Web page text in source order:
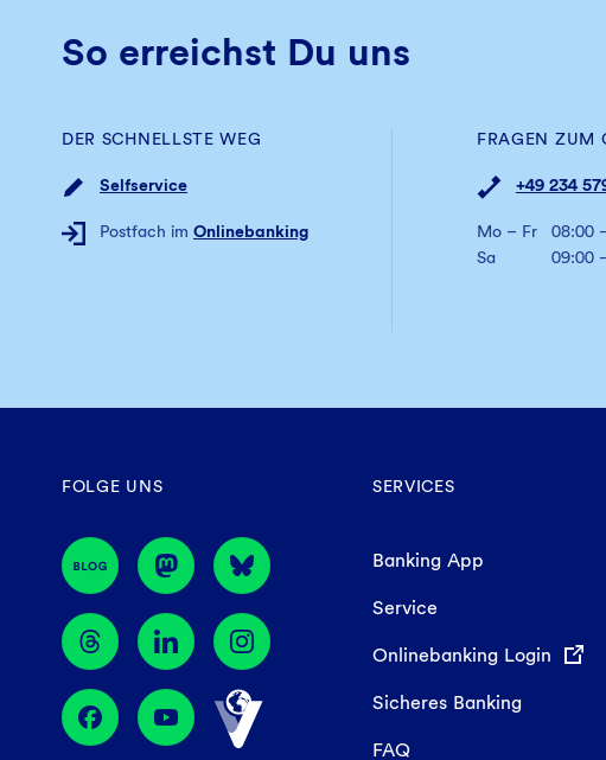
So erreichst Du uns
DER SCHNELLSTE WEG
Selfservice
Postfach im Onlinebanking
FRAGEN ZUM
+49 234
Mo – Fr
08:00
Sa
09:00
FOLGE UNS SERVICES
Banking App
Service
Onlinebanking Login
Sicheres Banking
FAQ